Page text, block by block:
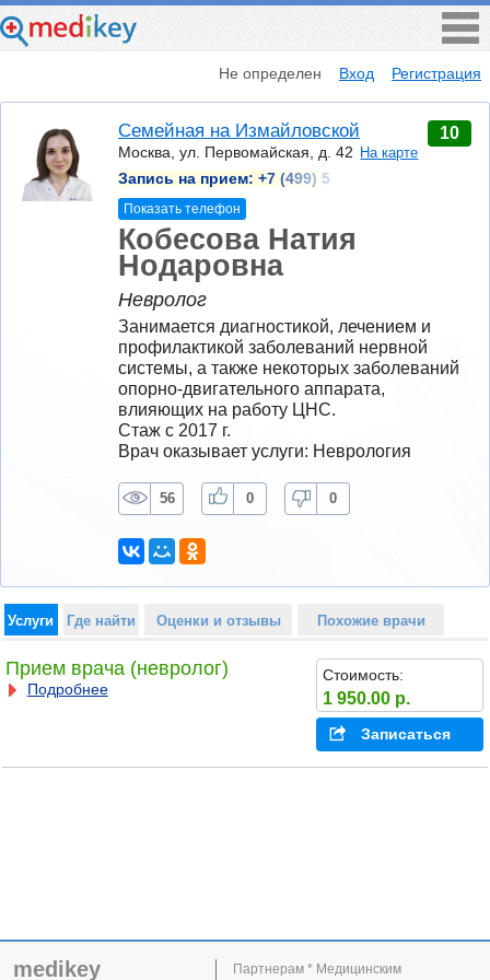
Не определен Вход Регистрация
Семейная на Измайловской
Москва, ул. Первомайская, д. 42 На карте
Запись на прием: +7 (499) 5
Показать телефон
10
Кобесова Натия
Нодаровна
Невролог
Занимается диагностикой, лечением и
профилактикой заболеваний нервной
системы, а также некоторых заболеваний
опорно-двигательного аппарата,
влияющих на работу ЦНС.
Стаж с 2017 г.
Врач оказывает услуги: Неврология
56 0 0
Услуги Где найти Оценки и отзывы Похожие врачи
Прием врача (невролог)
Подробнее
Стоимость:
1 950.00 р.
Записаться
medikey
Партнерам * Медицинским